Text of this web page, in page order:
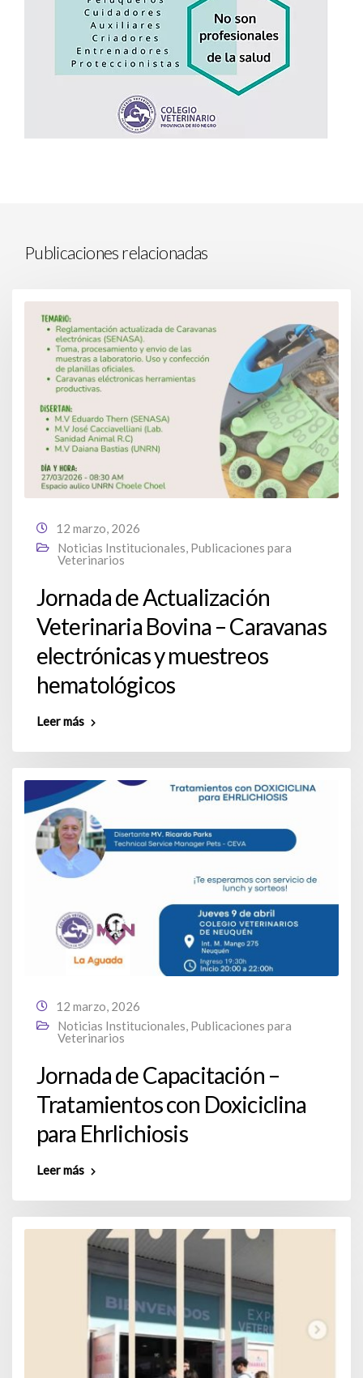
Publicaciones relacionadas
12 marzo, 2026
Noticias Institucionales Publicaciones para
Veterinarios
Jornada de Actualización
Veterinaria Bovina – Caravanas
electrónicas y muestreos
hematológicos
Leer más
12 marzo, 2026
Noticias Institucionales, Publicaciones para
Veterinarios
Jornada de Capacitación –
Tratamientos con Doxiciclina
para Ehrlichiosis
Leer más